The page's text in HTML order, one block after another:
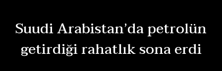
Suudi Arabistan’da petrolün
getirdiği rahatlık sona erdi